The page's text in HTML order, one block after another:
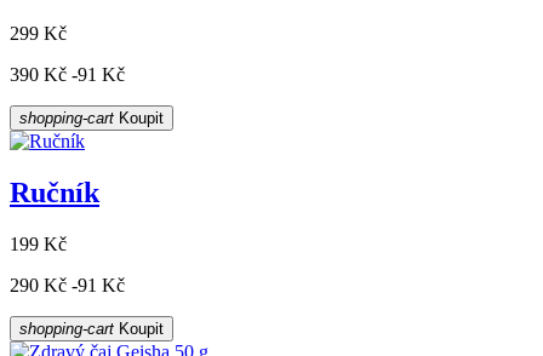
299 Kč
390 Kč -91 Kč
shopping-cart Koupit
Ručník
199 Kč
290 Kč -91 Kč
shopping-cart Koupit